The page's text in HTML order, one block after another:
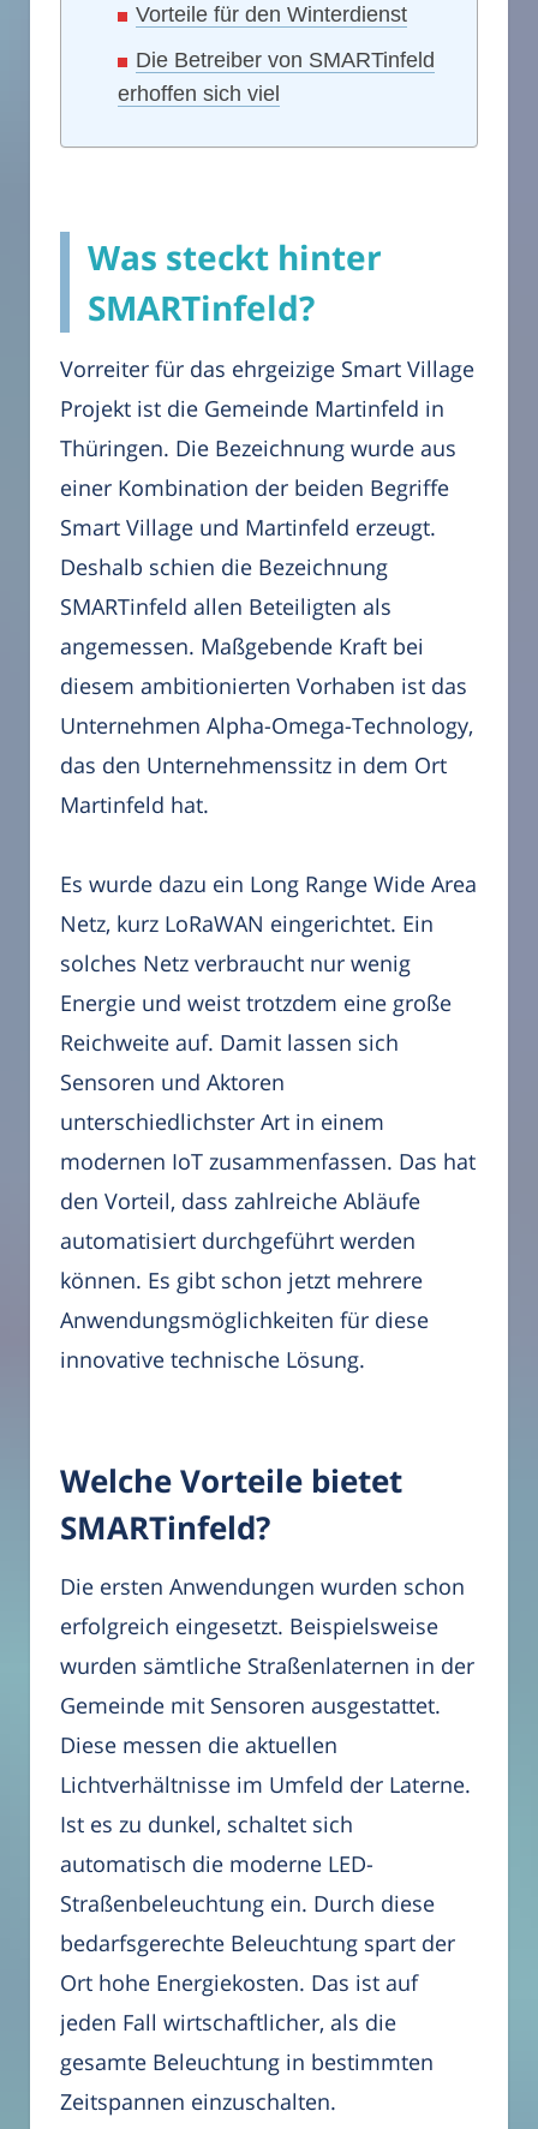
Vorteile für den Winterdienst
Die Betreiber von SMARTinfeld
erhoffen sich viel
Was steckt hinter
SMARTinfeld?
Vorreiter für das ehrgeizige Smart Village
Projekt ist die Gemeinde Martinfeld in
Thüringen. Die Bezeichnung wurde aus
einer Kombination der beiden Begriffe
Smart Village und Martinfeld erzeugt.
Deshalb schien die Bezeichnung
SMARTinfeld allen Beteiligten als
angemessen. Maßgebende Kraft bei
diesem ambitionierten Vorhaben ist das
Unternehmen Alpha-Omega-Technology,
das den Unternehmenssitz in dem Ort
Martinfeld hat.
Es wurde dazu ein Long Range Wide Area
Netz, kurz LoRaWAN eingerichtet. Ein
solches Netz verbraucht nur wenig
Energie und weist trotzdem eine große
Reichweite auf. Damit lassen sich
Sensoren und Aktoren
unterschiedlichster Art in einem
modernen IoT zusammenfassen. Das hat
den Vorteil, dass zahlreiche Abläufe
automatisiert durchgeführt werden
können. Es gibt schon jetzt mehrere
Anwendungsmöglichkeiten für diese
innovative technische Lösung.
Welche Vorteile bietet
SMARTinfeld?
Die ersten Anwendungen wurden schon
erfolgreich eingesetzt. Beispielsweise
wurden sämtliche Straßenlaternen in der
Gemeinde mit Sensoren ausgestattet.
Diese messen die aktuellen
Lichtverhältnisse im Umfeld der Laterne.
Ist es zu dunkel, schaltet sich
automatisch die moderne LED-
Straßenbeleuchtung ein. Durch diese
bedarfsgerechte Beleuchtung spart der
Ort hohe Energiekosten. Das ist auf
jeden Fall wirtschaftlicher, als die
gesamte Beleuchtung in bestimmten
Zeitspannen einzuschalten.